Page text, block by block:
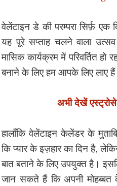
वेलेंटाइन डे की परम्परा सिर्फ़
यह पूरे सप्ताह चलने वाला
मासिक कार्यक्रम में परिवर्तित
बनाने के लिए हम आपके लिए लाए
अभी देखें
हालाँकि वेलेंटाइन केलेंडर के
कि प्यार के इज़हार का दिन है,
बात बताने के लिए उपयुक्त है।
जान सकते हैं कि अपनी मोहब्बत